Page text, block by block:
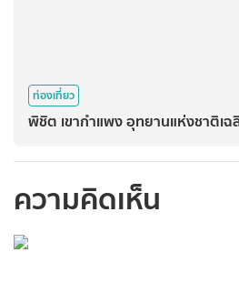
ท่องเที่ยว
พิชิต เขากำแพง อุทยานแห่งชาติเ
ความคิดเห็น